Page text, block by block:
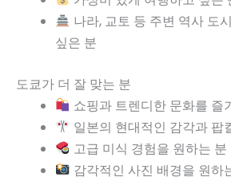
나라, 교토 등 주변 역사 도
싶은 분
도쿄가 더 잘 맞는 분
쇼핑과 트렌디한 문화를 즐
일본의 현대적인 감각과 팝
고급 미식 경험을 원하는 분
감각적인 사진 배경을 원하